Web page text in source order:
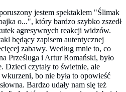
jestem spektaklem "Ślimak
o...", który bardzo szybko zszedł
agresywnych reakcji widzów.
będący zapisem autentycznej
zabawy. Według mnie to, co
Prześluga i Artur Romański, było
Dzieci czytały to świetnie, ale
bo nie była to opowieść
Bardzo udały nam się też